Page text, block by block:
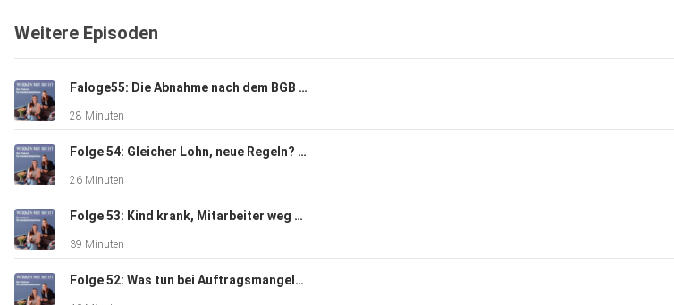
Weitere Episoden
Faloge55: Die Abnahme nach dem BGB – Das sollten Handwerksbetriebe wissen
28 Minuten
Folge 54: Gleicher Lohn, neue Regeln? Entgelttransparenz im Handwerk
26 Minuten
Folge 53: Kind krank, Mitarbeiter weg – und wer zahlt?
39 Minuten
Folge 52: Was tun bei Auftragsmangel? Arbeitsrechtliche Optionen im Überblick